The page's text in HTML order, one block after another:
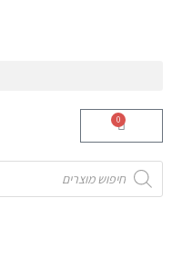
0
עגלת
קניות
Products
search